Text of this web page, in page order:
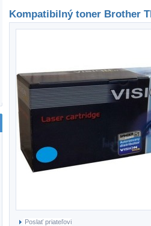
Kompatibilný toner Brother
Poslať priateľovi